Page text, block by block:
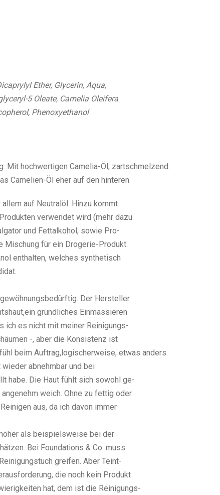
Ether, Glycerin, Aqua,
5 Oleate, Camelia Oleifera
Phenoxyethanol
Mit hochwertigen Camelia-Öl, zartschmelzend.
Camelien-Öl eher auf den hinteren
auf Neutralöl. Hinzu kommt
verwendet wird (mehr dazu
und Fettalkohol, sowie Pro-
für ein Drogerie-Produkt.
enthalten, welches synthetisch
Der Hersteller
gründliches Einmassieren
ich es nicht mit meiner Reinigungs-
-, aber die Konsistenz ist
beim Auftrag,logischerweise, etwas anders.
abnehmbar und bei
habe. Die Haut fühlt sich sowohl ge-
weich. Ohne zu fettig oder
aus, da ich davon immer
als beispielsweise bei der
Bei Foundations & Co. muss
greifen. Aber Teint-
die noch kein Produkt
hat, dem ist die Reinigungs-